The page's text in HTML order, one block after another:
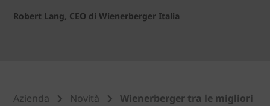
Robert Lang, CEO di Wienerberger Italia
Azienda Novità
Wienerberger tra le migliori